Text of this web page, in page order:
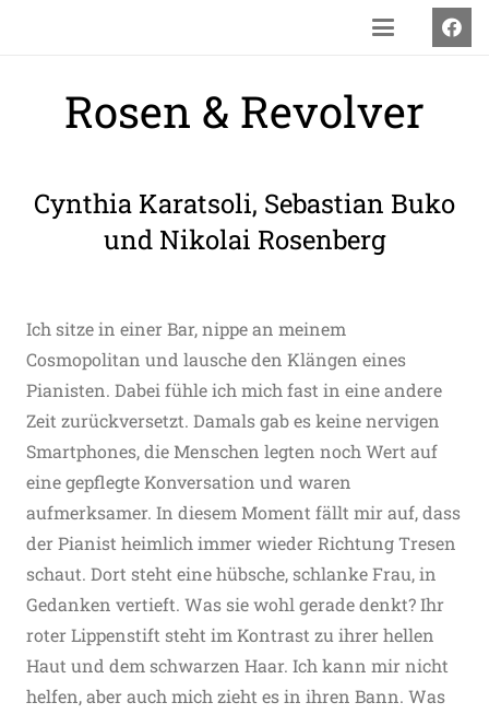
Rosen & Revolver
Cynthia Karatsoli, Sebastian Buko
und Nikolai Rosenberg
Ich sitze in einer Bar, nippe an meinem
Cosmopolitan und lausche den Klängen eines
Pianisten. Dabei fühle ich mich fast in eine andere
Zeit zurückversetzt. Damals gab es keine nervigen
Smartphones, die Menschen legten noch Wert auf
eine gepflegte Konversation und waren
aufmerksamer. In diesem Moment fällt mir auf, dass
der Pianist heimlich immer wieder Richtung Tresen
schaut. Dort steht eine hübsche, schlanke Frau, in
Gedanken vertieft. Was sie wohl gerade denkt? Ihr
roter Lippenstift steht im Kontrast zu ihrer hellen
Haut und dem schwarzen Haar. Ich kann mir nicht
helfen, aber auch mich zieht es in ihren Bann. Was